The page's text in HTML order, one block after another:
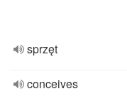
sprzęt
conceives